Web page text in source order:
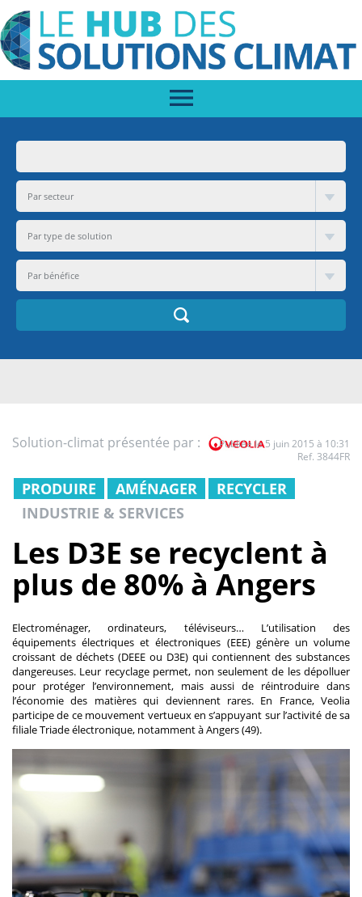
Solution-climat présentée par :
Publiée le 5 juin 2015 à 10:31
Ref. 3844FR
PRODUIRE AMÉNAGER
RECYCLER
INDUSTRIE & SERVICES
Les D3E se recyclent à
plus de 80% à Angers
Electroménager, ordinateurs, téléviseurs… L’utilisation des
équipements électriques et électroniques (EEE) génère un volume
croissant de déchets (DEEE ou D3E) qui contiennent des substances
dangereuses. Leur recyclage permet, non seulement de les dépolluer
pour protéger l’environnement, mais aussi de réintroduire dans
l’économie des matières qui deviennent rares. En France, Veolia
participe de ce mouvement vertueux en s’appuyant sur l’activité de sa
filiale Triade électronique, notamment à Angers (49).